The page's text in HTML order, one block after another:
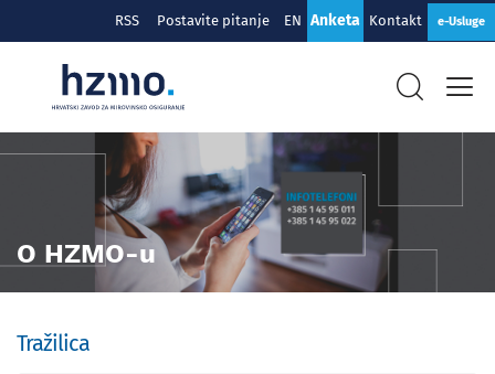
RSS Postavite pitanje EN Anketa Kontakt e-Usluge
O HZMO-u
Tražilica